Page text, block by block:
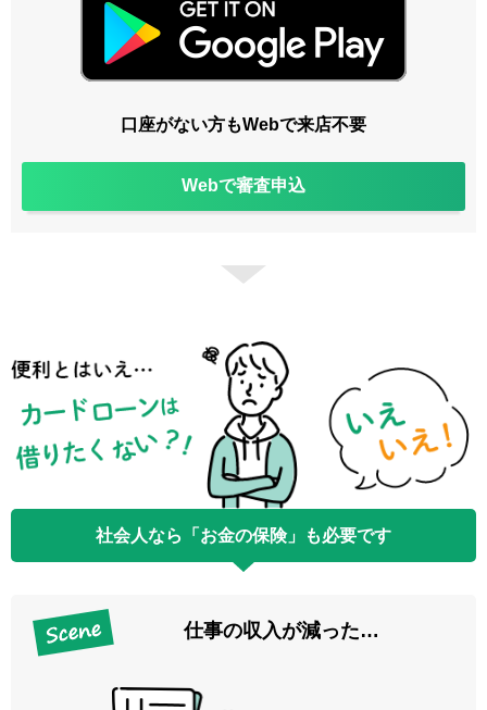
口座がない方もWebで来店不要
Webで審査申込
社会人なら「お金の保険」も必要です
仕事の収入が減った…